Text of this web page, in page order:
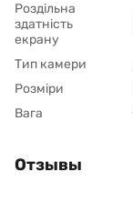
Роздільна
здатність
екрану
Тип камери
Розміри
Вага
Отзывы